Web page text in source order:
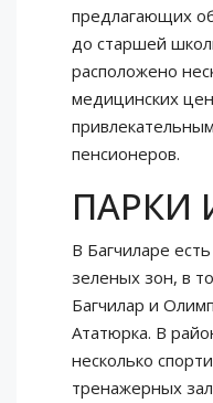
предлагающих
до старшей
расположено
медицинских
пенсионеров.
ПАРКИ
В Багчиларе
зеленых зон, в
Багчилар и
Ататюрка. В
несколько
тренажерных